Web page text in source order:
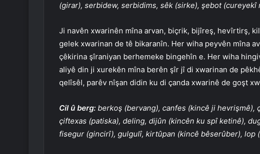
(girar), serbidew, serbidims, sêk (sirke), şebot
Ji navên xwarinên mîna arvan, biçrik, bijîreş, hevîrtirş,
gelek xwarinan de tê bikaranîn. Her wiha peyvên mîna
çêkirina şîraniyan berhemeke bingehîn e. Her wiha
aliyê din ji xurekên mîna berên şîr jî di xwarinan de
qelîsêl, parêv nîşan didin ku di çanda xwarinê de goşt
Cil û berg: berkoş (bervang), canfes (kincê ji hevrişmê),
çiftexas (patiska), deling, dijûn (kincên ku spî ketinê),
fisegur (gincirî), gulgulî, kirtûpan (kincê bêserûber), lop